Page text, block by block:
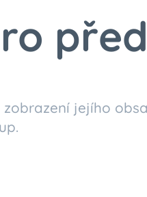
jejího